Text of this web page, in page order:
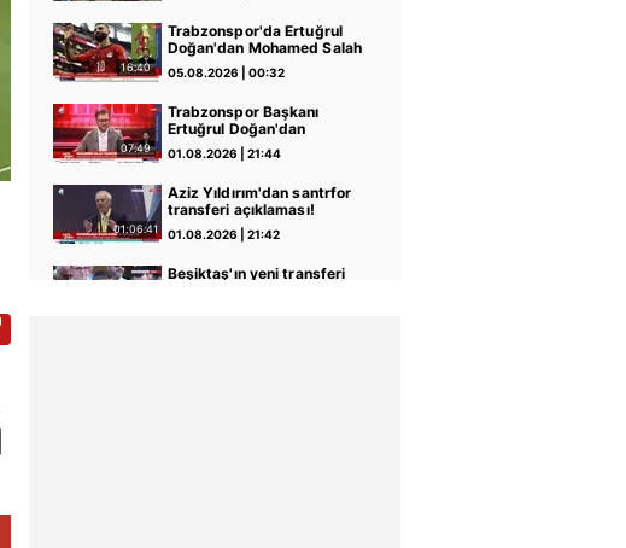
16:40
Trabzonspor'da Ertuğrul
Doğan'dan Mohamed Salah
transferi sonrası ilk sözler!
05.08.2026 | 00:32
07:49
Trabzonspor Başkanı
Ertuğrul Doğan'dan
Mohamed Salah
açıklaması!
01.08.2026 | 21:44
01:06:41
Aziz Yıldırım'dan santrfor
transferi açıklaması!
01.08.2026 | 21:42
Beşiktaş'ın yeni transferi